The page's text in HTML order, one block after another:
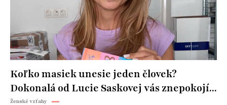
Koľko masiek unesie jeden človek?
Dokonalá od Lucie Saskovej vás znepokojí...
Ženské vzťahy